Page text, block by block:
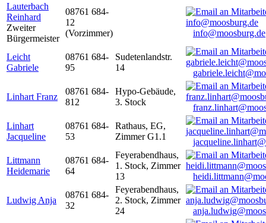
Lauterbach
Reinhard
Zweiter
Bürgermeister
08761 684-
12
(Vorzimmer)
info@moosburg.de
Leicht
Gabriele
08761 684-
95
Sudetenlandstr.
14
Linhart Franz
08761 684-
812
Hypo-Gebäude,
3. Stock
Linhart
Jacqueline
08761 684-
53
Rathaus, EG,
Zimmer G1.1
Littmann
Heidemarie
08761 684-
64
Feyerabendhaus,
1. Stock, Zimmer
13
Ludwig Anja
08761 684-
32
Feyerabendhaus,
2. Stock, Zimmer
24